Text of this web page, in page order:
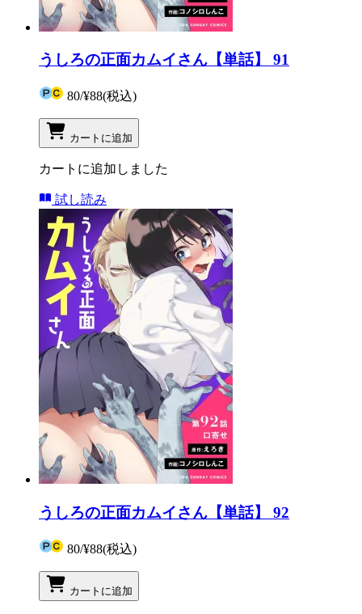
うしろの正面カムイさん【単話】 91
80/¥88(税込)
カートに追加
カートに追加しました
試し読み
うしろの正面カムイさん【単話】 92
80/¥88(税込)
カートに追加